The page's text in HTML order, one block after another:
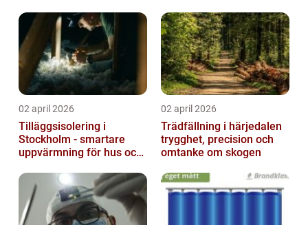
02 april 2026
Tilläggsisolering i
Stockholm - smartare
uppvärmning för hus och
02 april 2026
Trädfällning i härjedalen
trygghet, precision och
omtanke om skogen